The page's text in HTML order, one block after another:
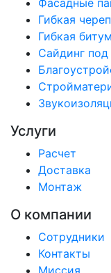
Гибкая
Гибкая
Сайдинг под
Услуги
Расчет
Доставка
Монтаж
О компании
Сотрудники
Контакты
Миссия